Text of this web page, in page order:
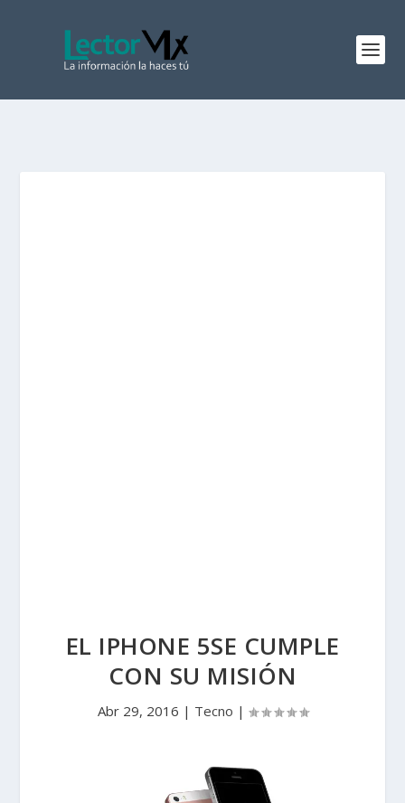
EL IPHONE 5SE CUMPLE
CON SU MISIÓN
Abr 29, 2016 | Tecno |